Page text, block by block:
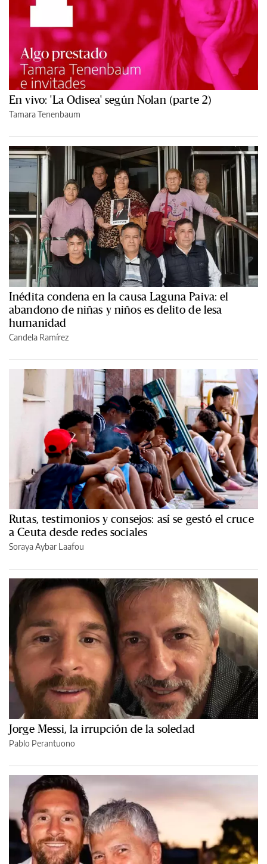
En vivo: 'La Odisea' según Nolan (parte 2)
Tamara Tenenbaum
Inédita condena en la causa Laguna Paiva: el
abandono de niñas y niños es delito de lesa
humanidad
Candela Ramírez
Rutas, testimonios y consejos: así se gestó el cruce
a Ceuta desde redes sociales
Soraya Aybar Laafou
Jorge Messi, la irrupción de la soledad
Pablo Perantuono